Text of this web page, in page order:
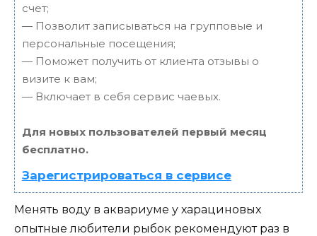
счет;
— Позволит записываться на групповые и
персональные посещения;
— Поможет получить от клиента отзывы о
визите к вам;
— Включает в себя сервис чаевых.
Для новых пользователей первый месяц
бесплатно.
Зарегистрироваться в сервисе
Менять воду в аквариуме у харациновых
опытные любители рыбок рекомендуют раз в